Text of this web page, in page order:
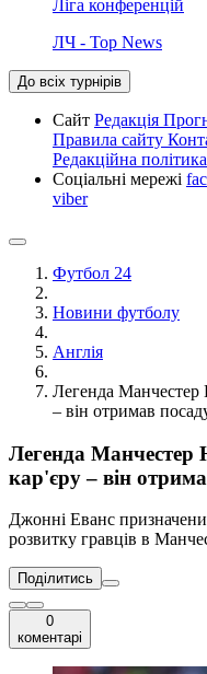
Ліга конференцій
ЛЧ - Top News
До всіх турнірів
Сайт Редакція
Правила сайту
Редакційна політика
Соціальні мережі
viber
Футбол 24
Новини футболу
Англія
Легенда Манчестер
– він отримав
Легенда Манчестер
кар'єру – він
Джонні Еванс
розвитку гравців в
Поділитись
0
коментарі